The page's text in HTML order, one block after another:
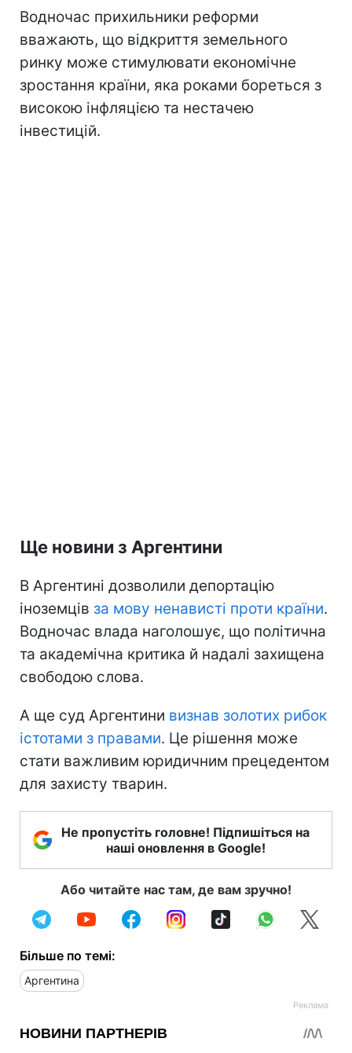
Водночас прихильники реформи
вважають, що відкриття земельного
ринку може стимулювати економічне
зростання країни, яка роками бореться з
високою інфляцією та нестачею
інвестицій.
Ще новини з Аргентини
В Аргентині дозволили депортацію
іноземців за мову ненависті проти країни.
Водночас влада наголошує, що політична
та академічна критика й надалі захищена
свободою слова.
А ще суд Аргентини визнав золотих рибок
істотами з правами. Це рішення може
стати важливим юридичним прецедентом
для захисту тварин.
Не пропустіть головне! Підпишіться на
наші оновлення в Google!
Або читайте нас там, де вам зручно!
Більше по темі:
Аргентина